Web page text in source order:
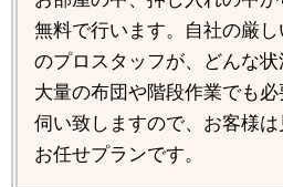
無料で行います。自社の厳
のプロスタッフが、どんな状
大量の布団や階段作業でも
伺い致しますので、お客様
お任せプランです。